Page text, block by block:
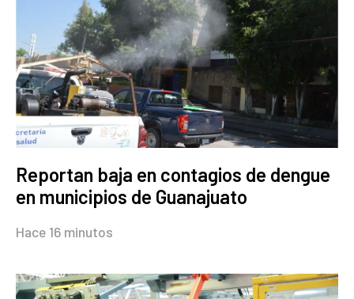
Reportan baja en contagios de dengue
en municipios de Guanajuato
Hace 16 minutos